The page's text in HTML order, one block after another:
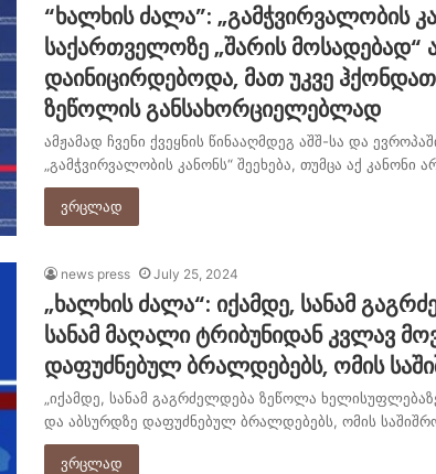
“ხალხის ძალა”: „გამჭვირვალობის
საქართველოზე „შარის მოსადებად“
დაინიცირდებოდა, მათ უკვე
ზეწოლის განსახორციელებლად
ამჟამად ჩვენი ქვეყნის წინააღმდეგ აშშ-სა და
„გამჭვირვალობის კანონს“ შეეხება, თუმცა აქ კანონი
ვრცლად
news press July 25, 2024
„ხალხის ძალა“: იქამდე, სანამ
სანამ მაღალი ტრიბუნიდან კვლავ
დაფუძნებულ ბრალდებებს, ომის
„იქამდე, სანამ გაგრძელდება ზეწოლა
და აბსურდზე დაფუძნებულ ბრალდებებს, ომის
ვრცლად